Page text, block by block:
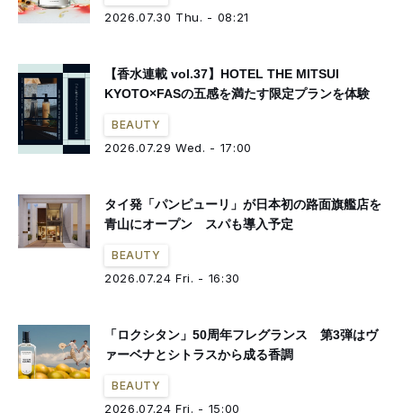
2026.07.30 Thu. - 08:21
【香水連載 vol.37】HOTEL THE MITSUI
KYOTO×FASの五感を満たす限定プランを体験
BEAUTY
2026.07.29 Wed. - 17:00
タイ発「パンピューリ」が日本初の路面旗艦店を
青山にオープン スパも導入予定
BEAUTY
2026.07.24 Fri. - 16:30
「ロクシタン」50周年フレグランス 第3弾はヴ
ァーベナとシトラスから成る香調
BEAUTY
2026.07.24 Fri. - 15:00